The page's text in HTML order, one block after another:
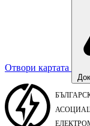
Отвори картата